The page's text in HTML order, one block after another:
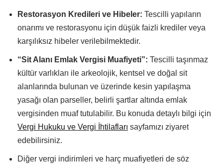
Restorasyon Kredileri ve Hibeler: Tescilli yapıların
onarımı ve restorasyonu için düşük faizli krediler veya
karşılıksız hibeler verilebilmektedir.
“Sit Alanı Emlak Vergisi Muafiyeti”: Tescilli taşınmaz
kültür varlıkları ile arkeolojik, kentsel ve doğal sit
alanlarında bulunan ve üzerinde kesin yapılaşma
yasağı olan parseller, belirli şartlar altında emlak
vergisinden muaf tutulabilir. Bu konuda detaylı bilgi için
Vergi Hukuku ve Vergi İhtilafları sayfamızı ziyaret
edebilirsiniz.
Diğer vergi indirimleri ve harç muafiyetleri de söz